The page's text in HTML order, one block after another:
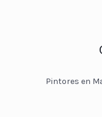
Pintores en